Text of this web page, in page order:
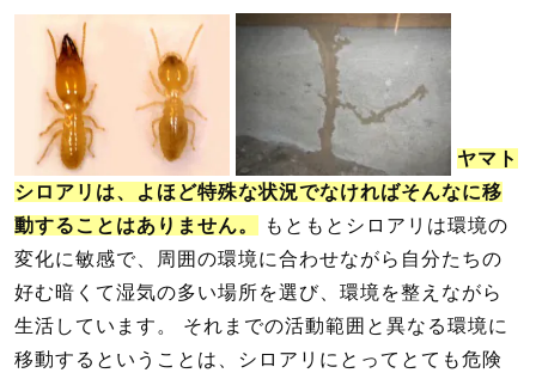
ヤマト
シロアリは、よほど特殊な状況でなければそんなに移
動することはありません。
もともとシロアリは環境の
変化に敏感で、周囲の環境に合わせながら自分たちの
好む暗くて湿気の多い場所を選び、環境を整えながら
生活しています。 それまでの活動範囲と異なる環境に
移動するということは、シロアリにとってとても危険